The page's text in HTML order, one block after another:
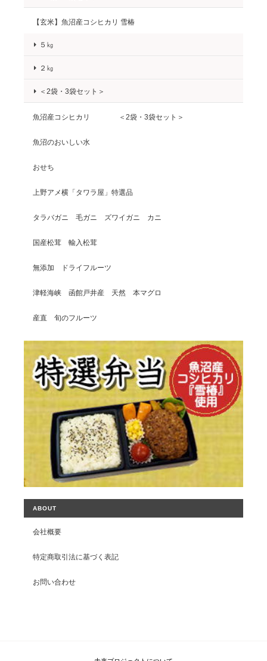
【玄米】魚沼産コシヒカリ 雪椿
５㎏
２㎏
＜2袋・3袋セット＞
魚沼産コシヒカリ ＜2袋・3袋セット＞
魚沼のおいしい水
おせち
上野アメ横「タワラ屋」特選品
タラバガニ 毛ガニ ズワイガニ カニ
国産松茸 輸入松茸
無添加 ドライフルーツ
津軽海峡 函館戸井産 天然 本マグロ
産直 旬のフルーツ
ABOUT
会社概要
特定商取引法に基づく表記
お問い合わせ